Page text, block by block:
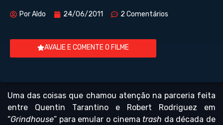
PorAldo 24/06/2011 2 Comentários
AVALIE E COMENTE O FILME
Uma das coisas que chamou atenção na parceria feita
entre Quentin Tarantino e Robert Rodriguez em
“Grindhouse” para emular o cinematrash da década de